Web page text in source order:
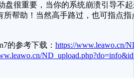
很重要，当你的系统崩溃引导不
所帮助！当然高手路过，也可指点
的参考下载： https://www.leawo.cn/